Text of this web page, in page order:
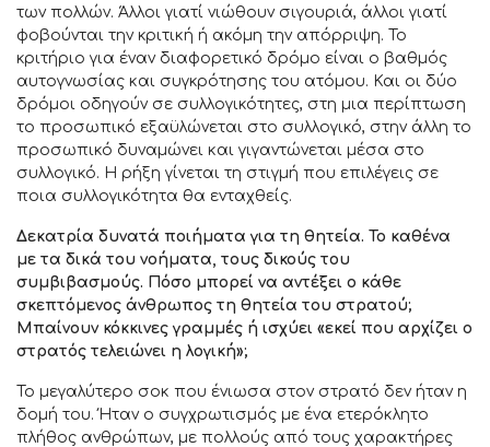
των πολλών. Άλλοι γιατί νιώθουν σιγουριά, άλλοι γιατί
φοβούνται την κριτική ή ακόμη την απόρριψη. Το
κριτήριο για έναν διαφορετικό δρόμο είναι ο βαθμός
αυτογνωσίας και συγκρότησης του ατόμου. Και οι δύο
δρόμοι οδηγούν σε συλλογικότητες, στη μια περίπτωση
το προσωπικό εξαϋλώνεται στο συλλογικό, στην άλλη το
προσωπικό δυναμώνει και γιγαντώνεται μέσα στο
συλλογικό. Η ρήξη γίνεται τη στιγμή που επιλέγεις σε
ποια συλλογικότητα θα ενταχθείς.
Δεκατρία δυνατά ποιήματα για τη θητεία. Το καθένα
με τα δικά του νοήματα, τους δικούς του
συμβιβασμούς. Πόσο μπορεί να αντέξει ο κάθε
σκεπτόμενος άνθρωπος τη θητεία του στρατού;
Μπαίνουν κόκκινες γραμμές ή ισχύει «εκεί που αρχίζει ο
στρατός τελειώνει η λογική»;
Το μεγαλύτερο σοκ που ένιωσα στον στρατό δεν ήταν η
δομή του. Ήταν ο συγχρωτισμός με ένα ετερόκλητο
πλήθος ανθρώπων, με πολλούς από τους χαρακτήρες